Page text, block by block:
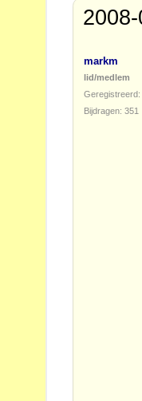
markm
lid/medlem
Bijdragen: 351